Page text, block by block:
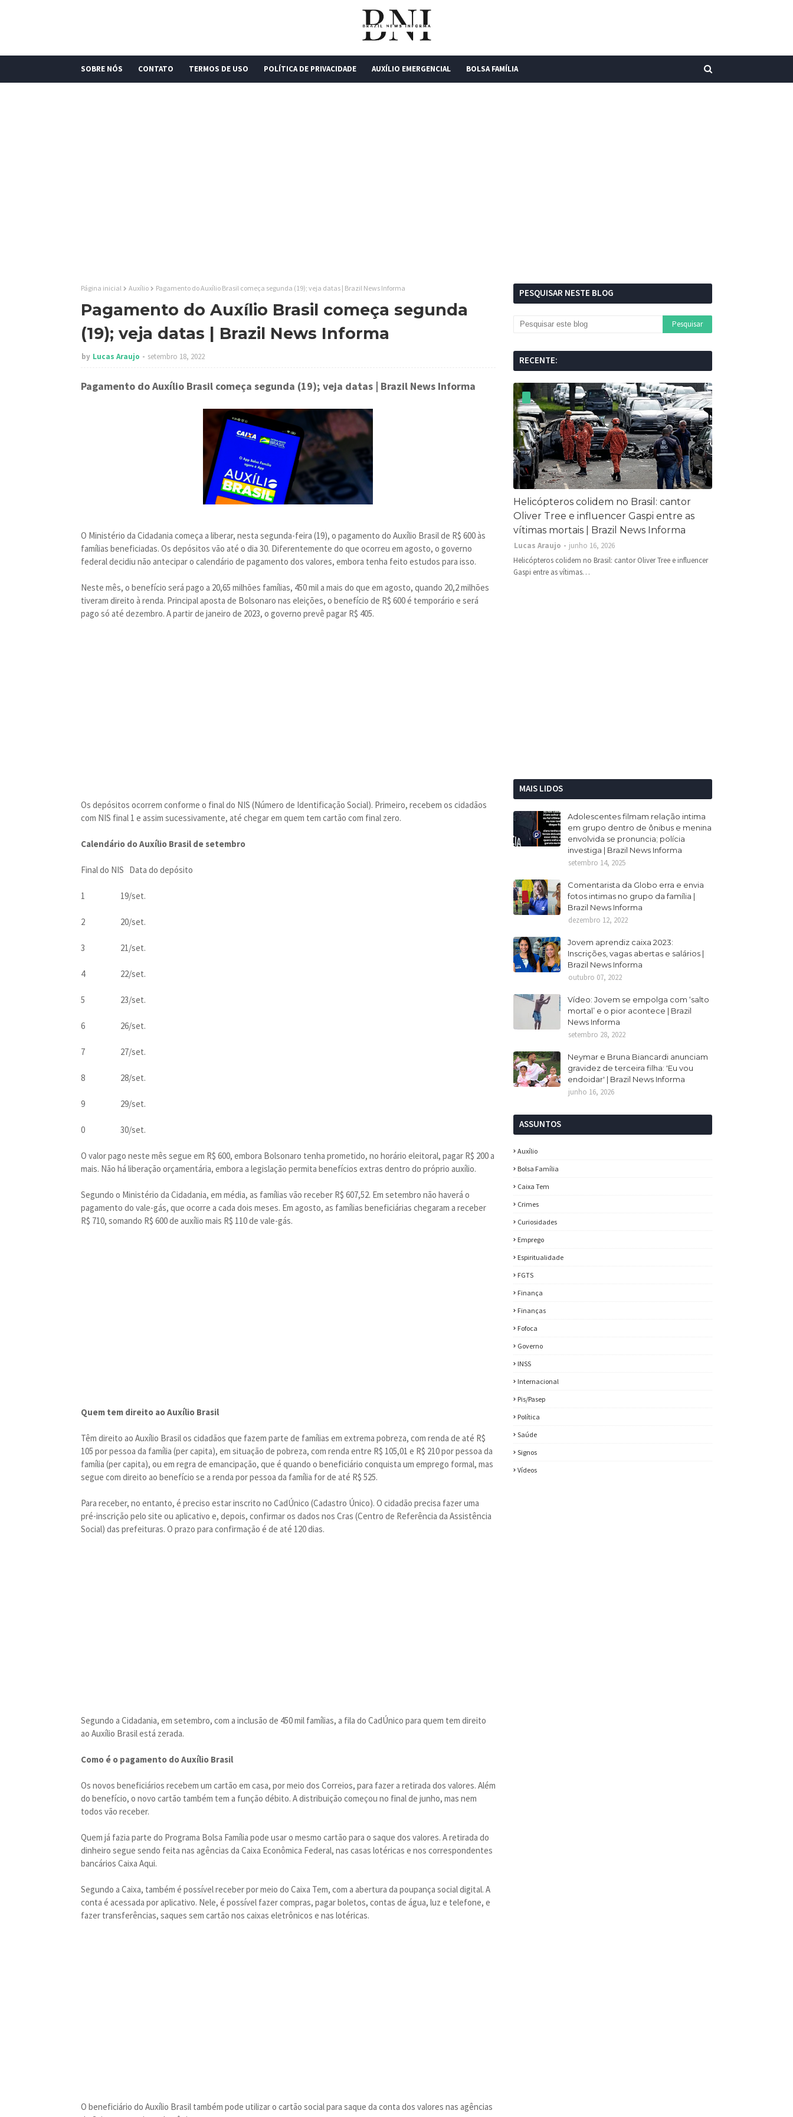
SOBRE NÓS CONTATO TERMOS DE USO POLÍTICA DE PRIVACIDADE AUXÍLIO EMERGENCIAL BOLSA FAMÍLIA
Página inicial Auxílio Pagamento do Auxílio Brasil começa segunda (19); veja datas | Brazil News Informa
Pagamento do Auxílio Brasil começa segunda
(19); veja datas | Brazil News Informa
by Lucas Araujo setembro 18, 2022
Pagamento do Auxílio Brasil começa segunda (19); veja datas | Brazil News Informa
O Ministério da Cidadania começa a liberar, nesta segunda-feira (19), o pagamento do Auxílio Brasil de R$ 600 às
famílias beneficiadas. Os depósitos vão até o dia 30. Diferentemente do que ocorreu em agosto, o governo
federal decidiu não antecipar o calendário de pagamento dos valores, embora tenha feito estudos para isso.
Neste mês, o benefício será pago a 20,65 milhões famílias, 450 mil a mais do que em agosto, quando 20,2 milhões
tiveram direito à renda. Principal aposta de Bolsonaro nas eleições, o benefício de R$ 600 é temporário e será
pago só até dezembro. A partir de janeiro de 2023, o governo prevê pagar R$ 405.
Os depósitos ocorrem conforme o final do NIS (Número de Identificação Social). Primeiro, recebem os cidadãos
com NIS final 1 e assim sucessivamente, até chegar em quem tem cartão com final zero.
Calendário do Auxílio Brasil de setembro
Final do NIS Data do depósito
1 19/set.
2 20/set.
3 21/set.
4 22/set.
5 23/set.
6 26/set.
7 27/set.
8 28/set.
9 29/set.
0 30/set.
O valor pago neste mês segue em R$ 600, embora Bolsonaro tenha prometido, no horário eleitoral, pagar R$ 200 a
mais. Não há liberação orçamentária, embora a legislação permita benefícios extras dentro do próprio auxílio.
Segundo o Ministério da Cidadania, em média, as famílias vão receber R$ 607,52. Em setembro não haverá o
pagamento do vale-gás, que ocorre a cada dois meses. Em agosto, as famílias beneficiárias chegaram a receber
R$ 710, somando R$ 600 de auxílio mais R$ 110 de vale-gás.
Quem tem direito ao Auxílio Brasil
Têm direito ao Auxílio Brasil os cidadãos que fazem parte de famílias em extrema pobreza, com renda de até R$
105 por pessoa da família (per capita), em situação de pobreza, com renda entre R$ 105,01 e R$ 210 por pessoa da
família (per capita), ou em regra de emancipação, que é quando o beneficiário conquista um emprego formal, mas
segue com direito ao benefício se a renda por pessoa da família for de até R$ 525.
Para receber, no entanto, é preciso estar inscrito no CadÚnico (Cadastro Único). O cidadão precisa fazer uma
pré-inscrição pelo site ou aplicativo e, depois, confirmar os dados nos Cras (Centro de Referência da Assistência
Social) das prefeituras. O prazo para confirmação é de até 120 dias.
Segundo a Cidadania, em setembro, com a inclusão de 450 mil famílias, a fila do CadÚnico para quem tem direito
ao Auxílio Brasil está zerada.
Como é o pagamento do Auxílio Brasil
Os novos beneficiários recebem um cartão em casa, por meio dos Correios, para fazer a retirada dos valores. Além
do benefício, o novo cartão também tem a função débito. A distribuição começou no final de junho, mas nem
todos vão receber.
Quem já fazia parte do Programa Bolsa Família pode usar o mesmo cartão para o saque dos valores. A retirada do
dinheiro segue sendo feita nas agências da Caixa Econômica Federal, nas casas lotéricas e nos correspondentes
bancários Caixa Aqui.
Segundo a Caixa, também é possível receber por meio do Caixa Tem, com a abertura da poupança social digital. A
conta é acessada por aplicativo. Nele, é possível fazer compras, pagar boletos, contas de água, luz e telefone, e
fazer transferências, saques sem cartão nos caixas eletrônicos e nas lotéricas.
O beneficiário do Auxílio Brasil também pode utilizar o cartão social para saque da conta dos valores nas agências
PESQUISAR NESTE BLOG
RECENTE:
Helicópteros colidem no Brasil: cantor
Oliver Tree e influencer Gaspi entre as
vítimas mortais | Brazil News Informa
Lucas Araujo
junho 16, 2026
Helicópteros colidem no Brasil: cantor Oliver Tree e influencer
Gaspi entre as vítimas…
MAIS LIDOS
Adolescentes filmam relação intima
em grupo dentro de ônibus e menina
envolvida se pronuncia; polícia
investiga | Brazil News Informa
setembro 14, 2025
Comentarista da Globo erra e envia
fotos intimas no grupo da família |
Brazil News Informa
dezembro 12, 2022
Jovem aprendiz caixa 2023:
Inscrições, vagas abertas e salários |
Brazil News Informa
outubro 07, 2022
Vídeo: Jovem se empolga com ‘salto
mortal’ e o pior acontece | Brazil
News Informa
setembro 28, 2022
Neymar e Bruna Biancardi anunciam
gravidez de terceira filha: 'Eu vou
endoidar' | Brazil News Informa
junho 16, 2026
ASSUNTOS
Auxílio
Bolsa Família
Caixa Tem
Crimes
Curiosidades
Emprego
Espiritualidade
FGTS
Finança
Finanças
Fofoca
Governo
INSS
Internacional
Pis/Pasep
Política
Saúde
Signos
Vídeos